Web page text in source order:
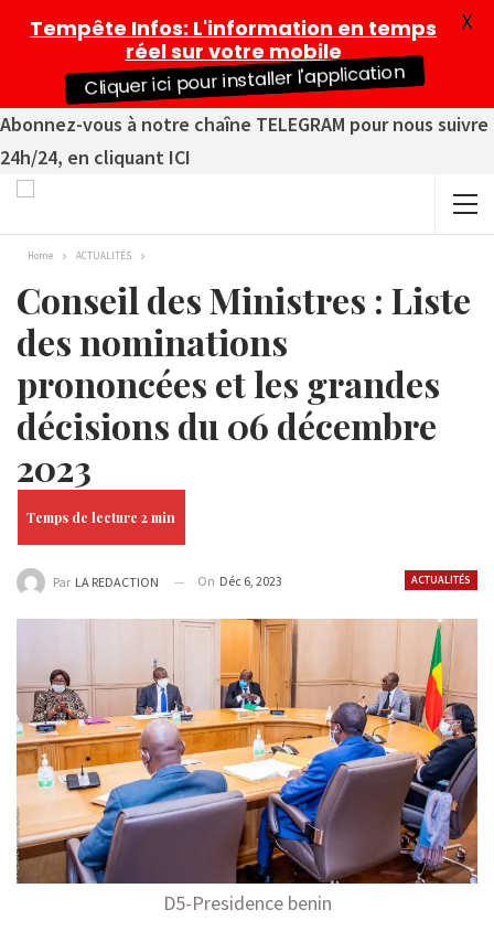
Abonnez-vous à notre chaîne TELEGRAM pour nous suivre
24h/24, en cliquant ICI
Home ACTUALITÉS
Conseil des Ministres : Liste
des nominations
prononcées et les grandes
décisions du 06 décembre
2023
ACTUALITÉS
Par LA REDACTION On Déc 6, 2023
D5-Presidence benin
Tempête Infos: L'information en temps
réel sur votre mobile
Cliquer ici pour installer l'application
X